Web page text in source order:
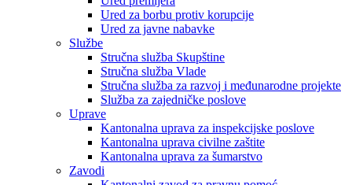
Ured za borbu protiv korupcije
Ured za javne nabavke
Službe
Stručna služba Skupštine
Stručna služba Vlade
Stručna služba za razvoj i međunarodne projekte
Služba za zajedničke poslove
Uprave
Kantonalna uprava za inspekcijske poslove
Kantonalna uprava civilne zaštite
Kantonalna uprava za šumarstvo
Zavodi